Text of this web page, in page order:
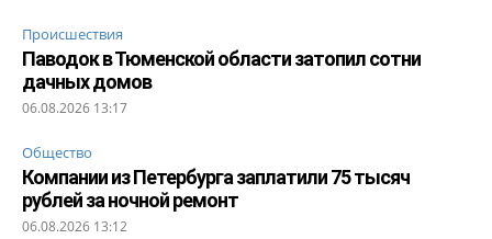
Происшествия
Паводок в Тюменской области затопил сотни
дачных домов
06.08.2026 13:17
Общество
Компании из Петербурга заплатили 75 тысяч
рублей за ночной ремонт
06.08.2026 13:12